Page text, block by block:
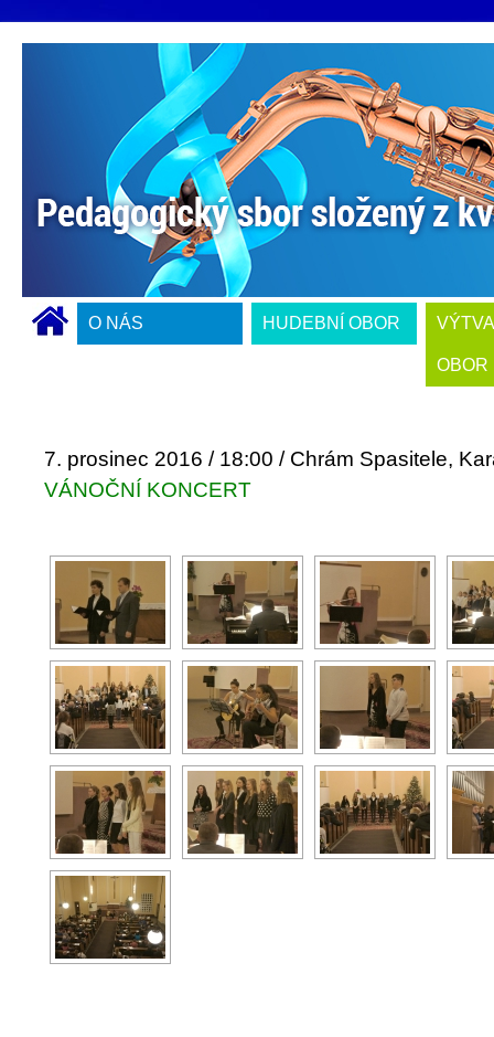
O NÁS HUDEBNÍ OBOR
OBOR
7. prosinec 2016 / 18:00 / Chrám Spasitele,
VÁNOČNÍ KONCERT